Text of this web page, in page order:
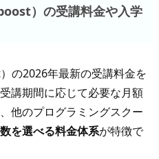
）の受講料金や入学
の2026年最新の受講料金を
講期間に応じて必要な月額
他のプログラミングスクー
を選べる料金体系が特徴で